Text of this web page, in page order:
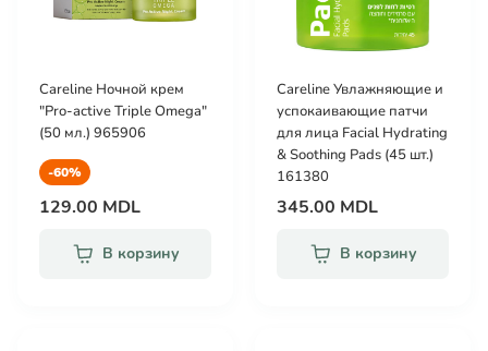
Careline Ночной крем
"Pro-active Triple Omega"
(50 мл.) 965906
-60%
129.00 MDL
В корзину
Careline Увлажняющие и
успокаивающие патчи
для лица Facial Hydrating
& Soothing Pads (45 шт.)
161380
345.00 MDL
В корзину